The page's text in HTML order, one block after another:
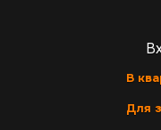
В
Для